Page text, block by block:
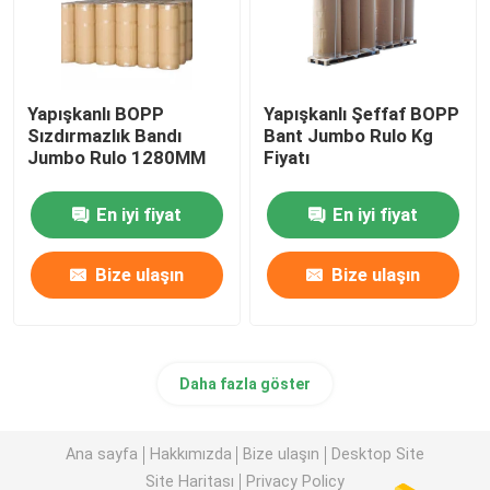
Yapışkanlı BOPP
Sızdırmazlık Bandı
Jumbo Rulo 1280MM
En iyi fiyat
Bize ulaşın
Yapışkanlı Şeffaf BOPP
Bant Jumbo Rulo Kg
Fiyatı
En iyi fiyat
Bize ulaşın
Daha fazla göster
Ana sayfa Hakkımızda Bize ulaşın
Desktop Site
Site Haritası
Privacy Policy